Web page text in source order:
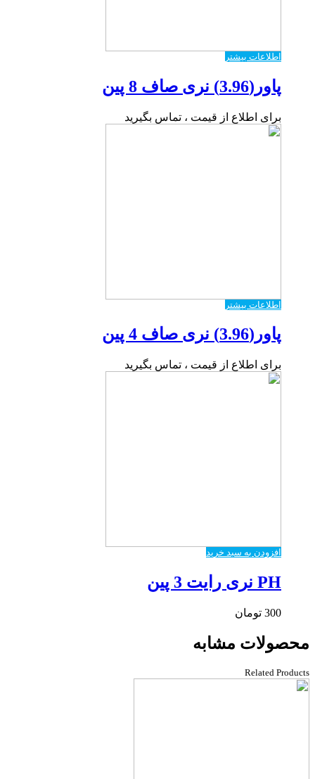
اطلاعات بیشتر
پاور(3.96) نری صاف 8 پین
برای اطلاع از قیمت ، تماس بگیرید
اطلاعات بیشتر
پاور(3.96) نری صاف 4 پین
برای اطلاع از قیمت ، تماس بگیرید
افزودن به سبد خرید
PH نری رایت 3 پین
300 تومان
محصولات مشابه
Related Products